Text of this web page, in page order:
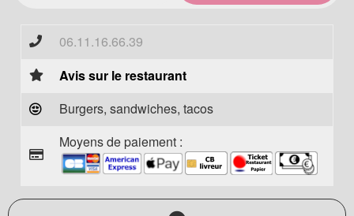
06.11.16.66.39
Avis sur le restaurant
Burgers, sandwiches, tacos
Moyens de paiement :